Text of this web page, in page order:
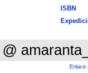
ISBN
Enlace